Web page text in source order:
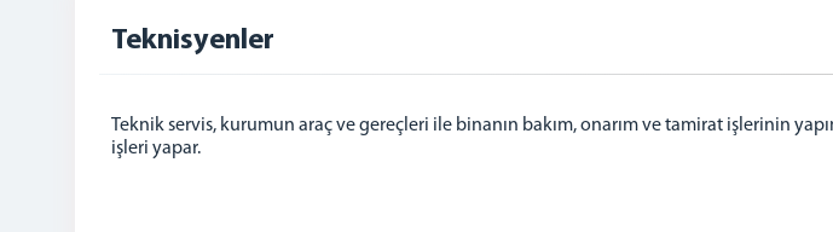
Teknisyenler
Teknik servis, kurumun araç ve gereçleri ile binanın bakım, onarım ve tamirat işlerinin
işleri yapar.